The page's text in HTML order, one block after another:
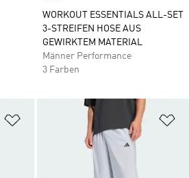
WORKOUT ESSENTIALS ALL-SET
3-STREIFEN HOSE AUS
GEWIRKTEM MATERIAL
Männer Performance
3 Farben
Zur Wunschliste hinzufügen